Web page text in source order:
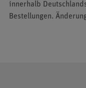
innerhalb
Bestellungen.